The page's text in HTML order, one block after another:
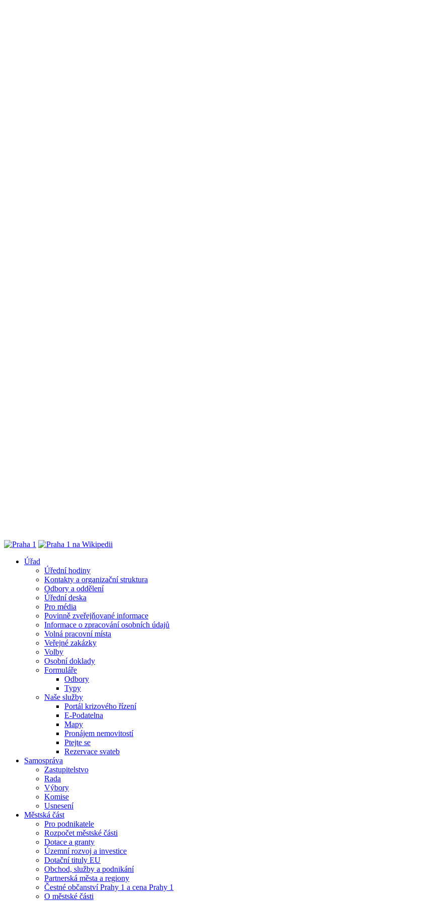
Úřad
Úřední hodiny
Kontakty a organizační struktura
Odbory a oddělení
Úřední deska
Pro média
Povinně zveřejňované informace
Informace o zpracování osobních údajů
Volná pracovní místa
Veřejné zakázky
Volby
Osobní doklady
Formuláře
Odbory
Typy
Naše služby
Portál krizového řízení
E-Podatelna
Mapy
Pronájem nemovitostí
Ptejte se
Rezervace svateb
Samospráva
Zastupitelstvo
Rada
Výbory
Komise
Usnesení
Městská část
Pro podnikatele
Rozpočet městské části
Dotace a granty
Územní rozvoj a investice
Dotační tituly EU
Obchod, služby a podnikání
Partnerská města a regiony
Čestné občanství Prahy 1 a cena Prahy 1
O městské části